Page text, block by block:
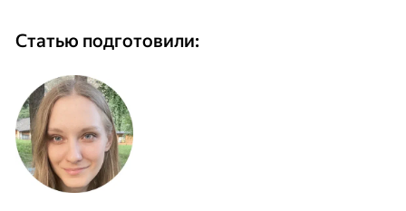
Статью подготовили: